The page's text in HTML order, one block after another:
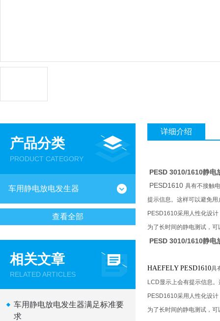
产品分类
PRODUCT CATEGORY
车用静电放电发生器
查看全部
相关文章
RELATED ARTICLES
车用静电放电发生器满足标准要
求
详细介绍
PESD 3010/1610静电
PESD1610具有不接触
提示信息。这样可以避免
PESD1610采用人性化设
为了长时间的静电测试，
PESD 3010/1610静电
HAEFELY PESD1610具
LCD显示上会有提示信息
PESD1610采用人性化设
为了长时间的静电测试，